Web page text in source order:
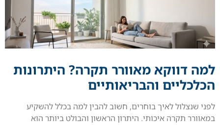
למה דווקא מאוורר תקרה? היתרונות
הכלכליים והבריאותיים
לפני שנצלול לאיך בוחרים, חשוב להבין למה בכלל להשקיע
במאוורר תקרה איכותי. היתרון הראשון והבולט ביותר הוא